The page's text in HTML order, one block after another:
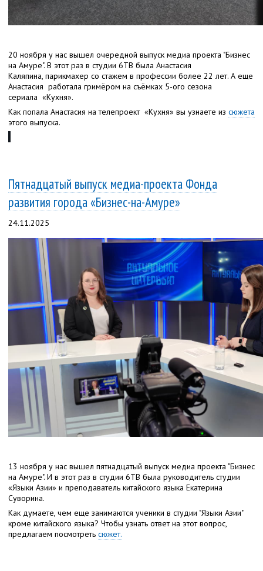
20 ноября у нас вышел очередной выпуск медиа проекта "Бизнес
на Амуре". В этот раз в студии 6ТВ была Анастасия
Каляпина, парикмахер со стажем в профессии более 22 лет. А еще
Анастасия работала гримёром на съёмках 5-ого сезона
сериала «Кухня».
Как попала Анастасия на телепроект «Кухня» вы узнаете из сюжета
этого выпуска.
Пятнадцатый выпуск медиа-проекта Фонда
развития города «Бизнес-на-Амуре»
24.11.2025
13 ноября у нас вышел пятнадцатый выпуск медиа проекта "Бизнес
на Амуре". И в этот раз в студии 6ТВ была руководитель студии
«Языки Азии» и преподаватель китайского языка Екатерина
Суворина.
Как думаете, чем еще занимаются ученики в студии "Языки Азии"
кроме китайского языка? Чтобы узнать ответ на этот вопрос,
предлагаем посмотреть сюжет.